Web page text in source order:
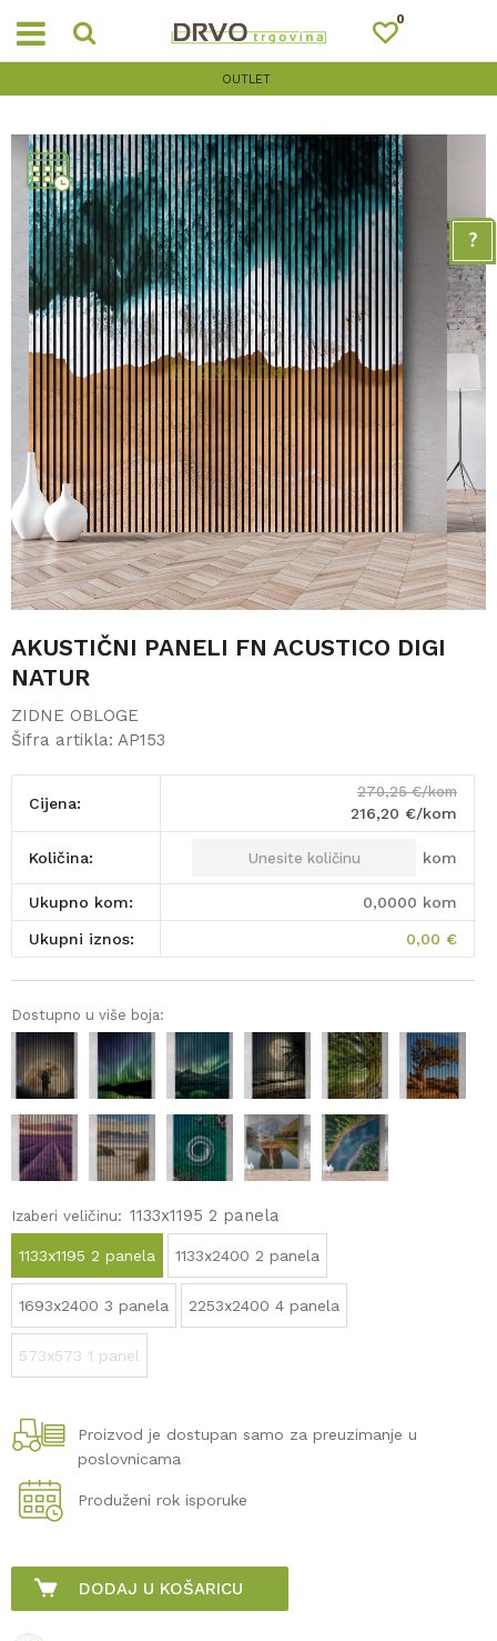
0
OUTLET
AKUSTIČNI PANELI FN ACUSTICO DIGI
NATUR
ZIDNE OBLOGE
Šifra artikla: AP153
Cijena:
270,25 €/kom
216,20 €/kom
Količina: kom
Ukupno kom: 0,0000 kom
Ukupni iznos: 0,00 €
Dostupno u više boja:
Izaberi veličinu: 1133x1195 2 panela
1133x1195 2 panela 1133x2400 2 panela
1693x2400 3 panela 2253x2400 4 panela
573x573 1 panel
Proizvod je dostupan samo za preuzimanje u
poslovnicama
Produženi rok isporuke
DODAJ U KOŠARICU